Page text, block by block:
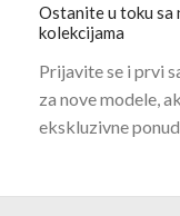
Ostanite u toku sa
kolekcijama
Prijavite se i prvi
za nove modele,
ekskluzivne